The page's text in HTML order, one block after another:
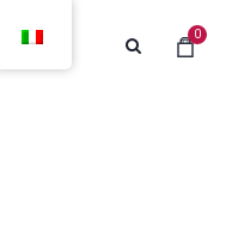
0
Contatti